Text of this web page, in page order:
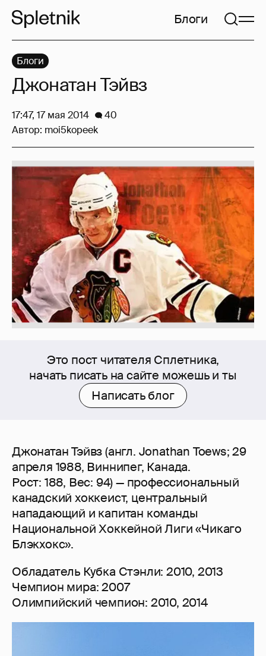
Блоги
Это пост читателя Сплетника,
начать писать на сайте можешь и ты
Написать блог
Джонатан Тэйвз (англ. Jonathan Toews; 29
апреля 1988, Виннипег, Канада.
Рост: 188, Вес: 94) — профессиональный
канадский хоккеист, центральный
нападающий и капитан команды
Национальной Хоккейной Лиги «Чикаго
Блэкхокс».
Обладатель Кубка Стэнли: 2010, 2013
Чемпион мира: 2007
Олимпийский чемпион: 2010, 2014
Блоги
Джонатан Тэйвз
17:47, 17 мая 2014
40
Автор: moi5kopeek